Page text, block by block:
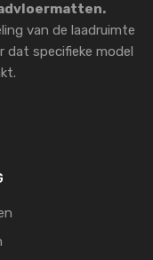
van de laadruimte
specifieke model